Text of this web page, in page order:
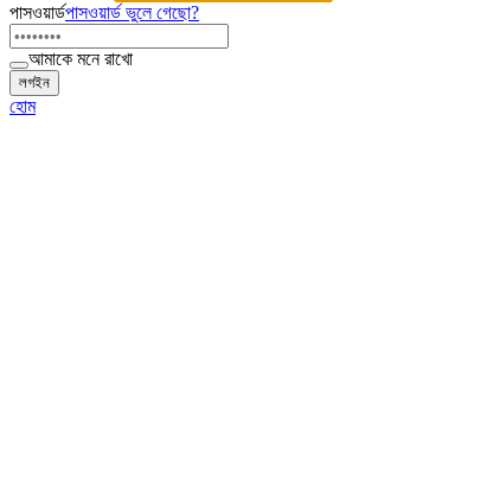
পাসওয়ার্ডপাসওয়ার্ড ভুলে গেছো?
আমাকে মনে রাখো
লগইন
হোম